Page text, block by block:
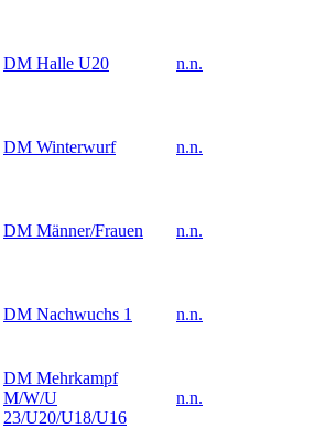
DM Halle U20 n.n.
DM Winterwurf n.n.
DM Männer/Frauen n.n.
DM Nachwuchs 1 n.n.
DM Mehrkampf
M/W/U
23/U20/U18/U16
n.n.